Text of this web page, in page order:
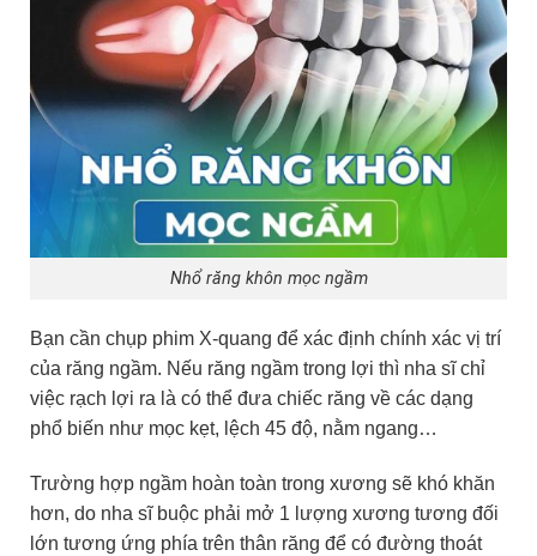
Nhổ răng khôn mọc ngầm
Bạn cần chụp phim X-quang để xác định chính xác vị trí
của răng ngầm. Nếu răng ngầm trong lợi thì nha sĩ chỉ
việc rạch lợi ra là có thể đưa chiếc răng về các dạng
phổ biến như mọc kẹt, lệch 45 độ, nằm ngang…
Trường hợp ngầm hoàn toàn trong xương sẽ khó khăn
hơn, do nha sĩ buộc phải mở 1 lượng xương tương đối
lớn tương ứng phía trên thân răng để có đường thoát